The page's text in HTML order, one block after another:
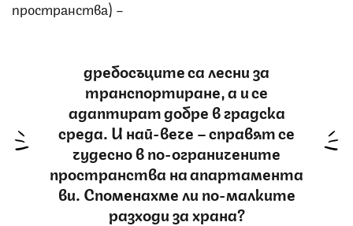
пространства) –
дребосъците са лесни за
транспортиране, а и се
адаптират добре в градска
среда. И най-вече – справят се
чудесно в по-ограничените
пространства на апартамента
ви. Споменахме ли по-малките
разходи за храна?